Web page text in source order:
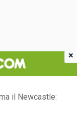
il Newcastle:
×